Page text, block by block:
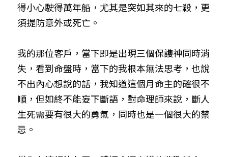
得小心駛得萬年船，尤其是突如其來的七殺，更
須提防意外或死亡。
我的那位客戶，當下即是出現三個保謢神同時消
失，看到命盤時，當下的我根本無法思考，也說
不出內心想說的話，我知道這個月命主的確很不
順，但如終不能妄下斷語，對命理師來說，斷人
生死需要有很大的勇氣，同時也是一個很大的禁
忌。